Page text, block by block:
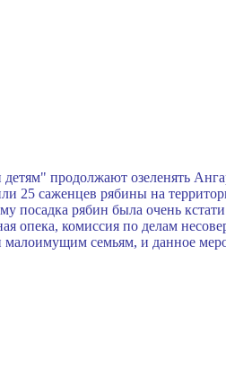
продолжают озеленять
25 саженцев рябины на
посадка рябин была очень
опека, комиссия по делам
семьям, и данное